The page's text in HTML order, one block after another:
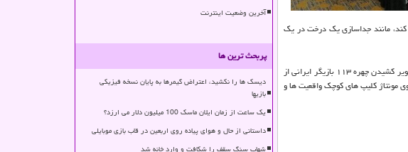
کند، مانند جداسازی یک درخت در یک
وی اظهار داشت: جامع ترین استعاره از همه کارهای هنری کیارستمی، با بسته بندی هایش، صدای گفت وگوها و روایت های خسرو و شیرین، با به تصویر کشیدن چهره ۱۱۳ بازیگر ایرانی از
مونتاژ کلیپ های کوچک واقعیت ها و
آخرین وضعیت اینترنت
پربحث ترین ها
دیسک ها را نکشید، اعتراض گیمرها به پایان نسخه فیزیکی
بازیها
یک ساعت از زمان ایلان ماسک 100 میلیون دلار می ارزد؟
داستانی از حال و هوای پیاده روی اربعین در قاب بازی موبایلی
شهاب سنگ سقف را شکافت و وارد خانه شد